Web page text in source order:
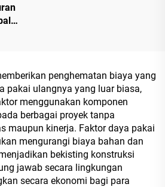
penghematan biaya yang
pakai ulangnya yang luar biasa,
menggunakan komponen
berbagai proyek tanpa
maupun kinerja. Faktor daya pakai
mengurangi biaya bahan dan
bekisting konstruksi
jawab secara lingkungan
secara ekonomi bagi para